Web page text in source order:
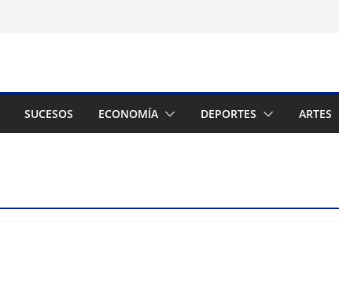
SUCESOS ECONOMÍA DEPORTES ARTES